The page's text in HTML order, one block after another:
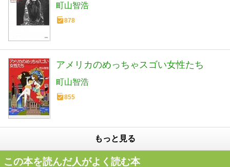
町山智浩
878
アメリカのめっちゃスゴい女性たち
町山智浩
855
もっと見る
この本を読んだ人がよく読む本